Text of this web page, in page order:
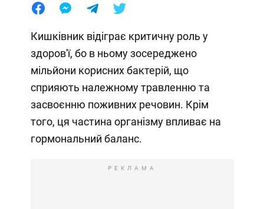
Кишківник відіграє критичну роль у
здоров'ї, бо в ньому зосереджено
мільйони корисних бактерій, що
сприяють належному травленню та
засвоєнню поживних речовин. Крім
того, ця частина організму впливає на
гормональний баланс.
РЕКЛАМА